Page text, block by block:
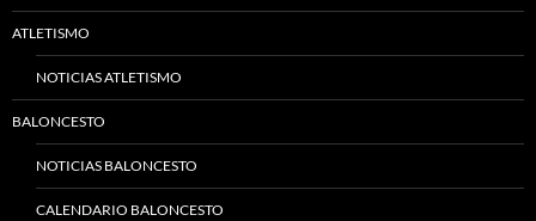
ATLETISMO
NOTICIAS ATLETISMO
BALONCESTO
NOTICIAS BALONCESTO
CALENDARIO BALONCESTO